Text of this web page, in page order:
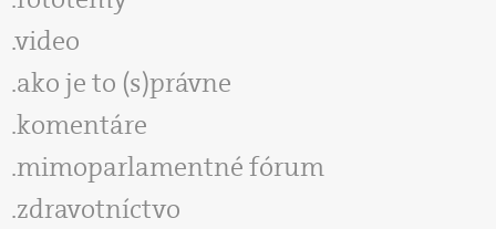
video
ako je to (s)právne
komentáre
mimoparlamentné fórum
zdravotníctvo